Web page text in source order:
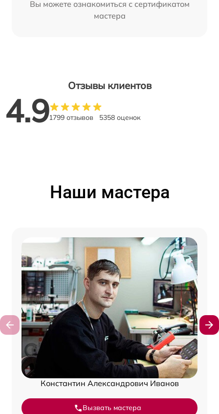
Вы можете ознакомиться с сертификатом
мастера
Отзывы клиентов
4.91799 отзывов 5358 оценок
Наши мастера
Константин Александрович Иванов
Вызвать мастера